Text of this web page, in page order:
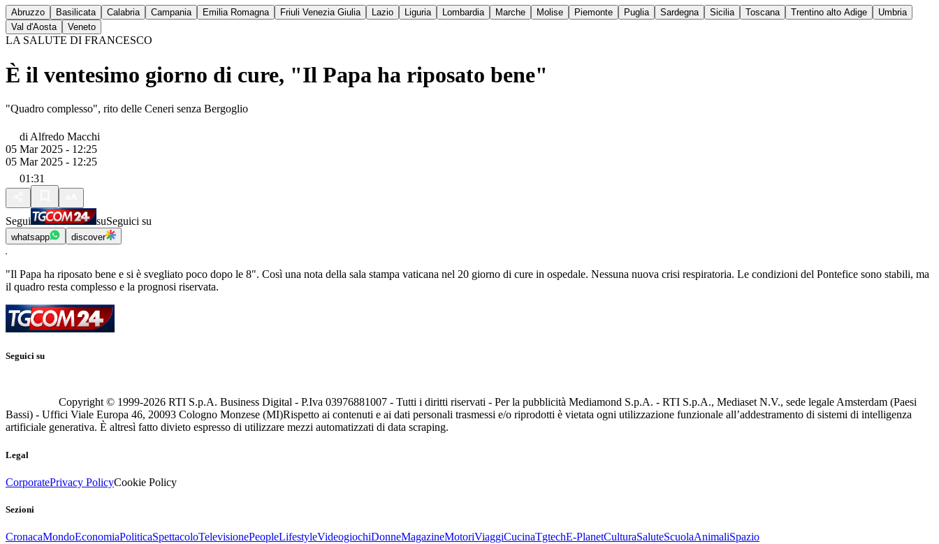
Abruzzo Basilicata Calabria Campania Emilia Romagna Friuli Venezia Giulia Lazio Liguria Lombardia Marche Molise Piemonte Puglia Sardegna Sicilia Toscana Trentino alto Adige
Umbria
Val d'Aosta
Veneto
LA SALUTE DI FRANCESCO
È il ventesimo giorno di cure, "Il Papa ha riposato bene"
"Quadro complesso", rito delle Ceneri senza Bergoglio
di Alfredo Macchi
05 Mar 2025 - 12:25
05 Mar 2025 - 12:25
01:31
Segui suSeguici su
whatsapp discover
"Il Papa ha riposato bene e si è svegliato poco dopo le 8". Così una nota della sala stampa vaticana nel 20 giorno di cure in ospedale. Nessuna nuova crisi respiratoria. Le condizioni del Pontefice sono stabili, ma
il quadro resta complesso e la prognosi riservata.
Seguici su
Copyright © 1999-2026 RTI S.p.A. Business Digital - P.Iva 03976881007 - Tutti i diritti riservati - Per la pubblicità Mediamond S.p.A. - RTI S.p.A., Mediaset N.V., sede legale Amsterdam (Paesi
Bassi) - Uffici Viale Europa 46, 20093 Cologno Monzese (MI)Rispetto ai contenuti e ai dati personali trasmessi e/o riprodotti è vietata ogni utilizzazione funzionale all’addestramento di sistemi di intelligenza
artificiale generativa. È altresì fatto divieto espresso di utilizzare mezzi automatizzati di data scraping.
Legal
CorporatePrivacy PolicyCookie Policy
Sezioni
CronacaMondoEconomiaPoliticaSpettacoloTelevisionePeopleLifestyleVideogiochiDonneMagazineMotoriViaggiCucinaTgtechE-PlanetCulturaSaluteScuolaAnimaliSpazio